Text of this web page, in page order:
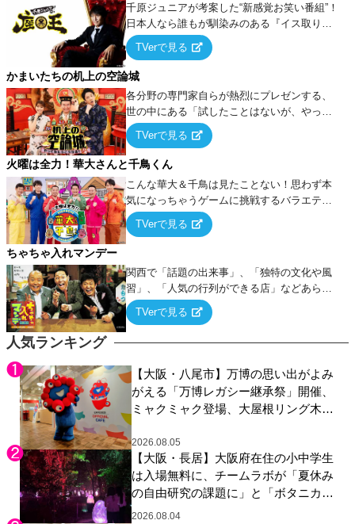
人気ランキング
【大阪・八尾市】万博の思い出がよみ
がえる「万博レガシー継承祭」開催、
ミャクミャク登場、大屋根リング木材
展示も
2026.08.05
【大阪・長居】大阪府在住の小中学生
は入場無料に、チームラボが「夏休み
の自由研究の課題に」と「ボタニカル
ガーデン 大阪」へ招待
2026.08.04
千原ジュニアが考案した“新感覚お笑い番組”！
日本人なら誰もが馴染みのある『イス取りゲ
ーム』をベースに、大喜利・ギャグ・モノボ
ケ・歌…など様々なお題で芸人がショートネ
タを競い合う！
TVerで見る
かまいたちの机上の空論城
各分野の専門家自らが熱烈にプレゼンする、
世の中にある「試したことはないが、やって
みたらこうなる！…ハズ」という“机上の空
論”に若手芸人らがカラダを張って挑む！
TVerで見る
火曜は全力！華大さんと千鳥くん
こんな華大＆千鳥は見たことない！思わず本
気になっちゃうゲームに挑戦するバラエティ
ー！
TVerで見る
ちゃちゃ入れマンデー
関西で「話題の出来事」、「独特の文化や風
習」、「人気の行列ができる店」などあらゆ
るテーマについて好き放題にちゃちゃを入れ
ていく関西色を前面に押し出したトークバラ
TVerで見る